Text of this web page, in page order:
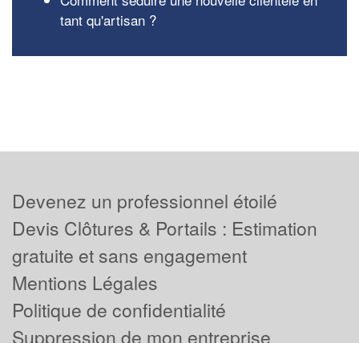
tant qu'artisan ?
Devenez un professionnel étoilé
Devis Clôtures & Portails : Estimation
gratuite et sans engagement
Mentions Légales
Politique de confidentialité
Suppression de mon entreprise